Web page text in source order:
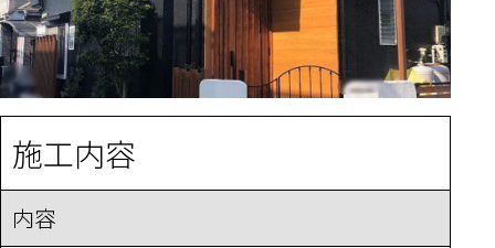
施工内容
内容